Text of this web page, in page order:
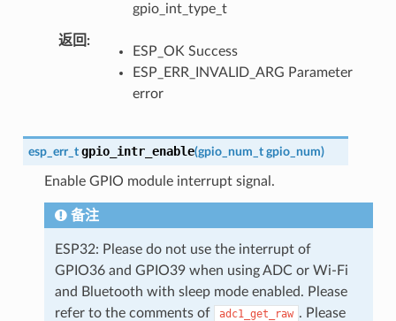
gpio_int_type_t
返回
ESP_OK Success
ESP_ERR_INVALID_ARG Parameter
error
esp_err_t gpio_intr_enable(gpio_num_t gpio_num)
Enable GPIO module interrupt signal.
备注
ESP32: Please do not use the interrupt of
GPIO36 and GPIO39 when using ADC or Wi-Fi
and Bluetooth with sleep mode enabled. Please
refer to the comments of
adc1_get_raw . Please